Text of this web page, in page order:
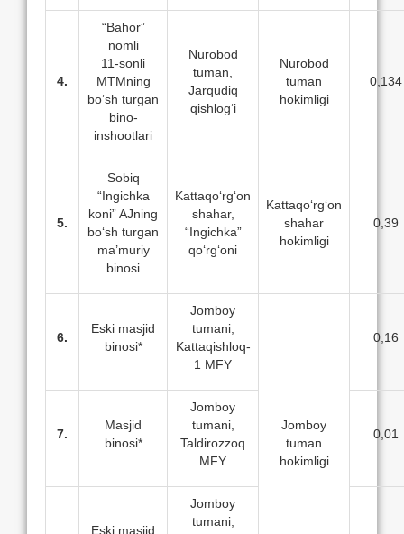
4.
“Bahor”
nomli
11-sonli
MTMning
bo‘sh turgan
bino-
inshootlari
Nurobod
tuman,
Jarqudiq
qishlog‘i
Nurobod
tuman
hokimligi
0,134
5.
Sobiq
“Ingichka
koni” AJning
bo‘sh turgan
ma’muriy
binosi
Kattaqo‘rg‘on
shahar,
“Ingichka”
qo‘rg‘oni
Kattaqo‘rg‘on
shahar
hokimligi
0,39
6.
Eski masjid
binosi*
Jomboy
tumani,
Kattaqishloq-
1 MFY
Jomboy
tuman
hokimligi
0,16
7.
Masjid
binosi*
Jomboy
tumani,
Taldirozzoq
MFY
0,01
Eski masjid
Jomboy
tumani,